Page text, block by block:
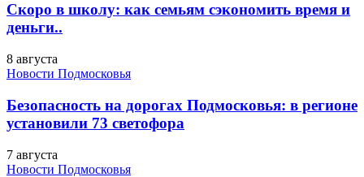
Скоро в школу: как семьям сэкономить время и
деньги..
8 августа
Новости Подмосковья
Безопасность на дорогах Подмосковья: в регионе
установили 73 светофора
7 августа
Новости Подмосковья